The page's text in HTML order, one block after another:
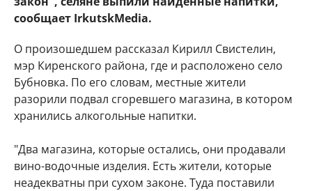
сообщает IrkutskMedia.
О произошедшем рассказал Кирилл Свистелин,
мэр Киренского района, где и расположено село
Бубновка. По его словам, местные жители
разорили подвал сгоревшего магазина, в котором
хранились алкогольные напитки.
"Два магазина, которые остались, они продавали
вино-водочные изделия. Есть жители, которые
неадекватны при сухом законе. Туда поставили